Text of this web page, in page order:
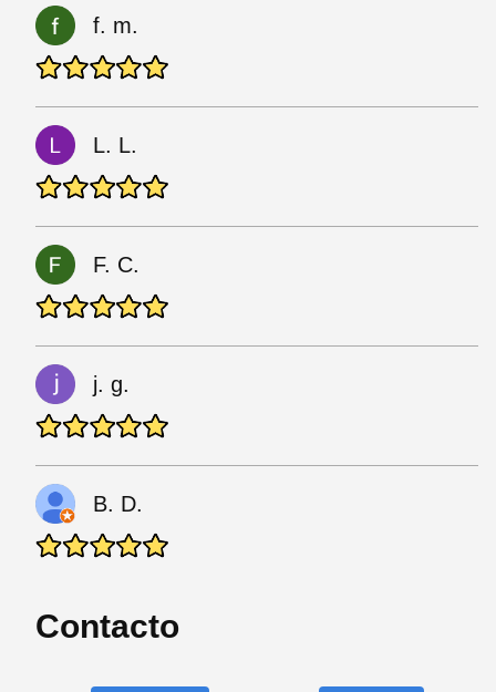
f. m.
L. L.
F. C.
j. g.
B. D.
Contacto